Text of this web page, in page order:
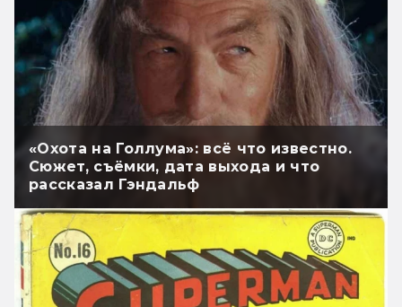
«Охота на Голлума»: всё что известно.
Сюжет, съёмки, дата выхода и что
рассказал Гэндальф